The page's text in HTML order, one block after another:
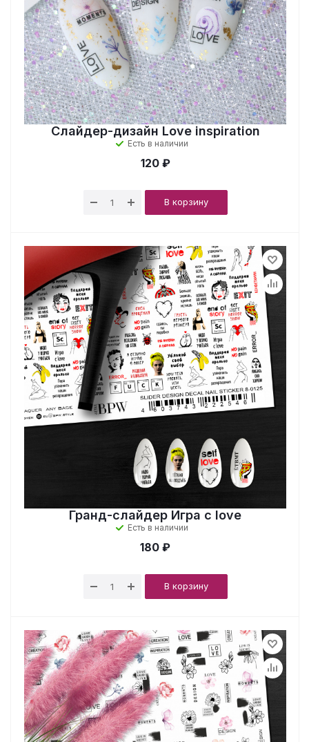
Слайдер-дизайн Love inspiration
Есть в наличии
120 ₽
В корзину
Гранд-слайдер Игра с love
Есть в наличии
180 ₽
В корзину